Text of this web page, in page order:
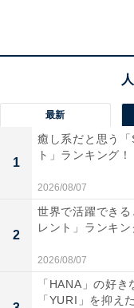
最新
1
癒し系だと思う
ト」ランキング
2026/08/07
2
世界で活躍でき
レント」ランキ
2026/08/07
「HANA」の好
「YURI」を抑え